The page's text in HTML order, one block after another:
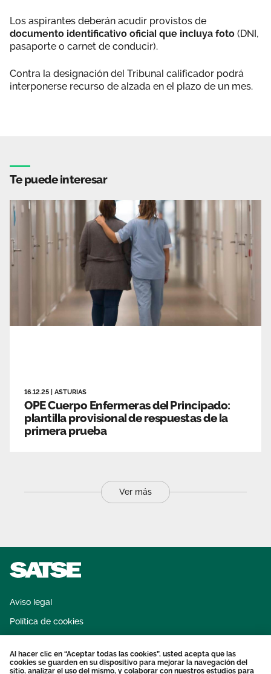
Los aspirantes deberán acudir provistos de
documento identificativo oficial que incluya foto (DNI,
pasaporte o carnet de conducir).
Contra la designación del Tribunal calificador podrá
interponerse recurso de alzada en el plazo de un mes.
Te puede interesar
16.12.25 ASTURIAS
OPE Cuerpo Enfermeras del Principado:
plantilla provisional de respuestas de la
primera prueba
Ver más
Aviso legal
Política de cookies
Protección datos personales
Al hacer clic en “Aceptar todas las cookies”, usted acepta que las
cookies se guarden en su dispositivo para mejorar la navegación del
sitio, analizar el uso del mismo, y colaborar con nuestros estudios para